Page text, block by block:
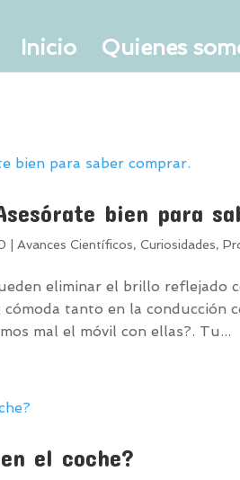
Inicio Quienes
bien para
|Avances Científicos,Curiosidades,
eliminar el brillo reflejado
cómoda tanto en la conducción
mal el móvil con ellas?. Tu...
el coche?